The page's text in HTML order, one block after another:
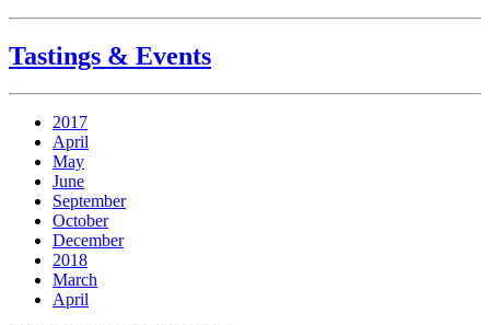
Tastings & Events
2017
April
May
June
September
October
December
2018
March
April